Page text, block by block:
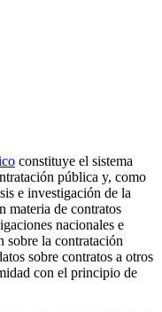
constituye el sistema
pública y, como
e investigación de la
materia de contratos
nacionales e
sobre la contratación
sobre contratos a otros
con el principio de